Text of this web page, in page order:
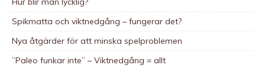
i
v
e
:
Spikmatta och viktnedgång – fungerar det?
Nya åtgärder för att minska spelproblemen
”Paleo funkar inte” – Viktnedgång = allt